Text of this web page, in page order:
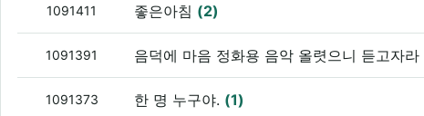
1091411 좋은아침 (2)
1091391 음덕에 마음 정화용 음악 올렷으니 듣고자라
1091373 한 명 누구야. (1)